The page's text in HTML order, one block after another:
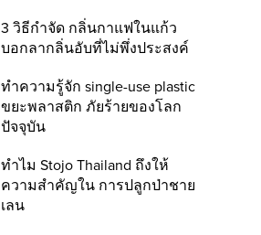
3 วิธีกำจัด กลิ่นกาแฟในแก้ว
บอกลากลิ่นอับที่ไม่พึ่งประสงค์
ทำความรู้จัก single-use plastic
ขยะพลาสติก ภัยร้ายของโลก
ปัจจุบัน
ทำไม Stojo Thailand ถึงให้
ความสำคัญใน การปลูกป่าชาย
เลน